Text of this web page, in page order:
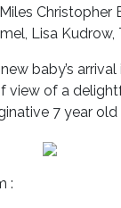
Christopher
Lisa Kudrow,
baby’s
view of a
7 year
: